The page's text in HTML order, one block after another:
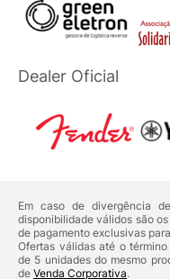
Dealer Oficial
Em caso de divergência
disponibilidade válidos são
de pagamento exclusivas
Ofertas válidas até o
de 5 unidades do mesmo
de Venda Corporativa.